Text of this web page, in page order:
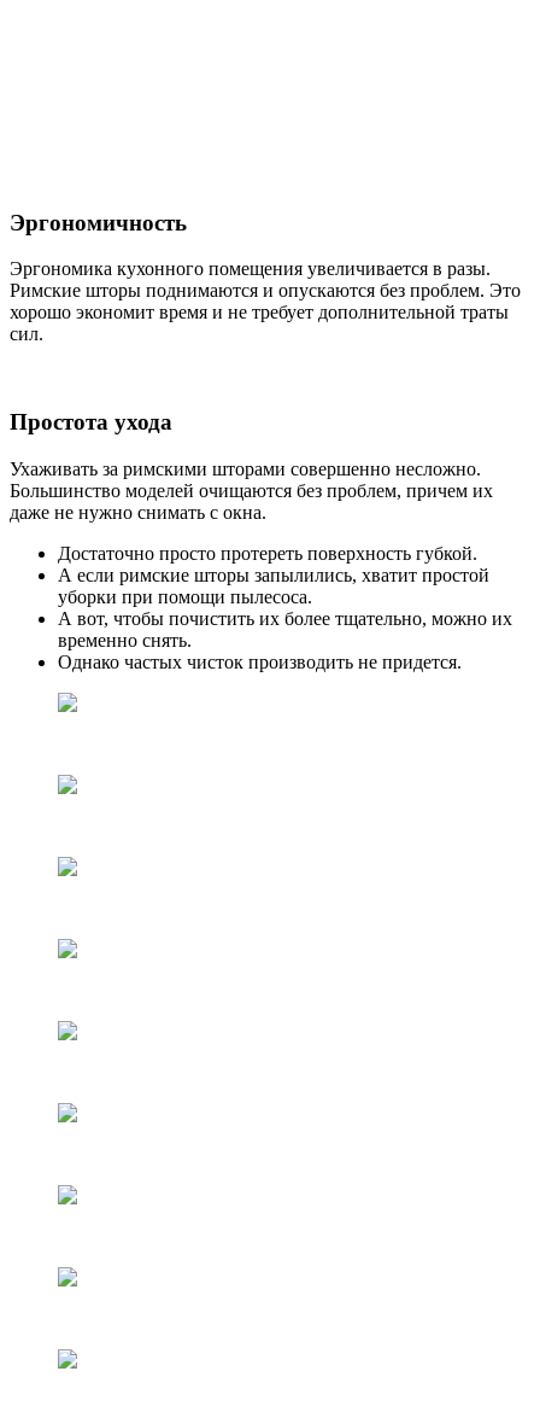
Эргономичность
Эргономика кухонного помещения увеличивается в разы.
Римские шторы поднимаются и опускаются без проблем. Это
хорошо экономит время и не требует дополнительной траты
сил.
Простота ухода
Ухаживать за римскими шторами совершенно несложно.
Большинство моделей очищаются без проблем, причем их
даже не нужно снимать с окна.
Достаточно просто протереть поверхность губкой.
А если римские шторы запылились, хватит простой
уборки при помощи пылесоса.
А вот, чтобы почистить их более тщательно, можно их
временно снять.
Однако частых чисток производить не придется.